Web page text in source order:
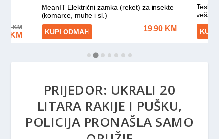
PRIJEDOR: UKRALI 20
LITARA RAKIJE I PUŠKU,
POLICIJA PRONAŠLA SAMO